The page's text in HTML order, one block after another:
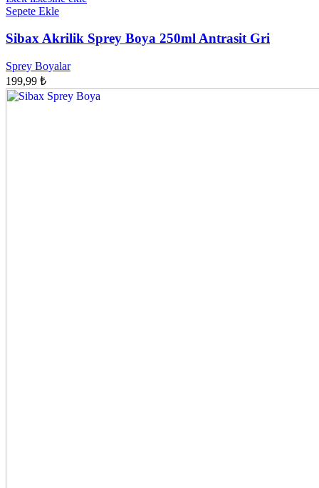
Sepete Ekle
Sibax Akrilik Sprey Boya 250ml Antrasit Gri
Sprey Boyalar
199,99 ₺